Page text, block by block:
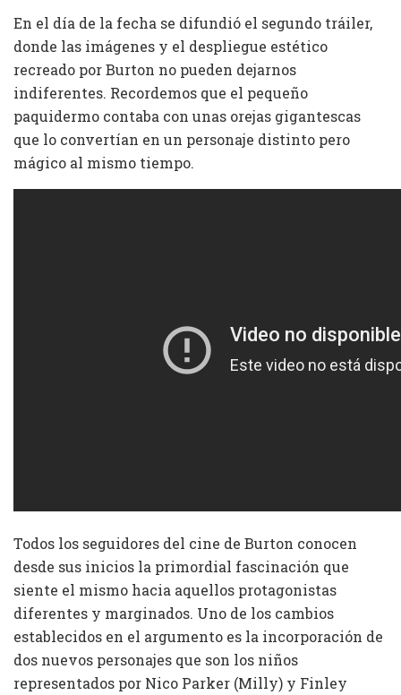
En el día de la fecha se difundió el segundo tráiler,
donde las imágenes y el despliegue estético
recreado por Burton no pueden dejarnos
indiferentes. Recordemos que el pequeño
paquidermo contaba con unas orejas gigantescas
que lo convertían en un personaje distinto pero
mágico al mismo tiempo.
Todos los seguidores del cine de Burton conocen
desde sus inicios la primordial fascinación que
siente el mismo hacia aquellos protagonistas
diferentes y marginados. Uno de los cambios
establecidos en el argumento es la incorporación de
dos nuevos personajes que son los niños
representados por Nico Parker (Milly) y Finley